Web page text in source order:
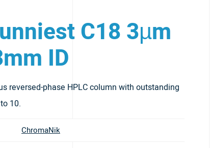
C18 3µm
ID
reversed-phase HPLC column with outstanding
10.
ChromaNik